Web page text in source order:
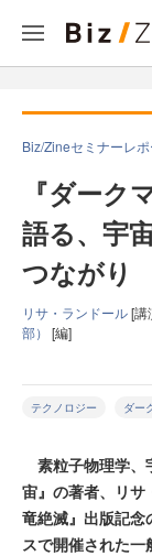
Biz/Zineセミナーレポ
『ダーク
語る、宇
つながり
リサ・ランドール[講
部） [編]
テクノロジー ダー
素粒子物理学、
宙』の著者、リサ
竜絶滅』出版記念
スで開催された一